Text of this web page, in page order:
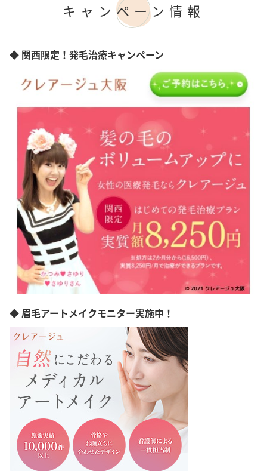
群馬県
千葉県
東京都
神奈川県
山梨県
長野県
岐阜県
静岡県
愛知県
三重県
滋賀県
大阪府
兵庫県
奈良県
島根県
岡山県
広島県
山口県
徳島県
高知県
佐賀県
長崎県
熊本県
大分県
オンライン診療
キャンペーン情報
◆ 関西限定！発毛治療キャンペーン
◆ 眉毛アートメイクモニター実施中！